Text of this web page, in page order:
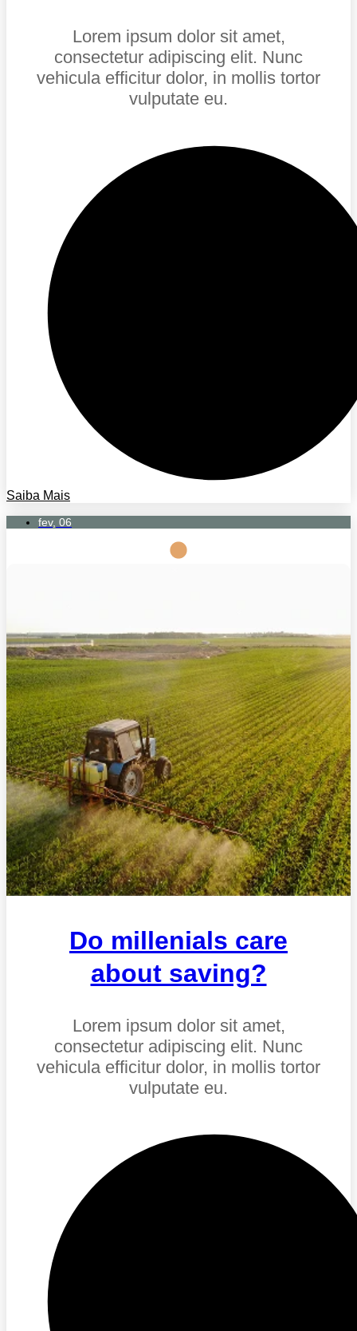
Lorem ipsum dolor sit amet,
consectetur adipiscing elit. Nunc
vehicula efficitur dolor, in mollis tortor
vulputate eu.
Saiba Mais
fev, 06
Do millenials care
about saving?
Lorem ipsum dolor sit amet,
consectetur adipiscing elit. Nunc
vehicula efficitur dolor, in mollis tortor
vulputate eu.